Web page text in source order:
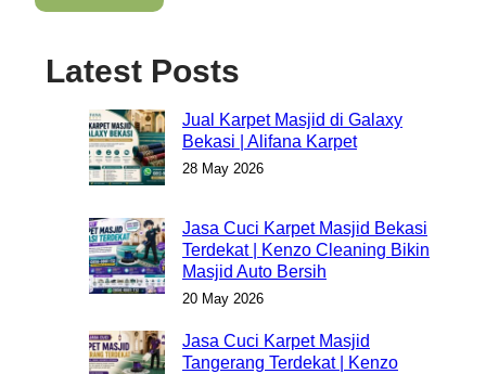
Latest Posts
Jual Karpet Masjid di Galaxy
Bekasi | Alifana Karpet
28 May 2026
Jasa Cuci Karpet Masjid Bekasi
Terdekat | Kenzo Cleaning Bikin
Masjid Auto Bersih
20 May 2026
Jasa Cuci Karpet Masjid
Tangerang Terdekat | Kenzo